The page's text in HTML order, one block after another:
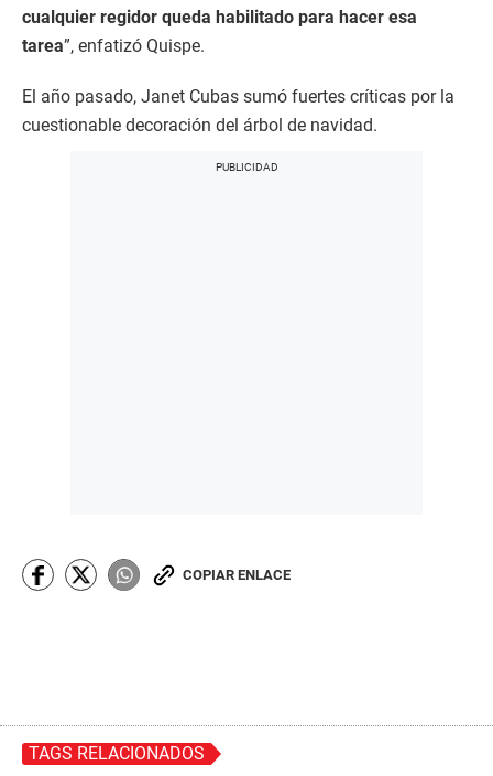
cualquier regidor queda habilitado para hacer esa
tarea”, enfatizó Quispe.
El año pasado, Janet Cubas sumó fuertes críticas por la
cuestionable decoración del árbol de navidad.
COPIAR ENLACE
TAGS RELACIONADOS